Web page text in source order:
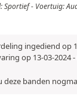
Sportief - Voertuig:
ingediend op
op 13-03-2024-
deze banden